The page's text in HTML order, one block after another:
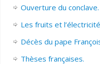
Ouverture du conclave.
Les fruits et
Décès du pape
Thèses françaises.